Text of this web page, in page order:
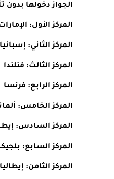
الجواز دخولها
المركز الأول:
المركز الثاني: إسبانيا
المركز الثالث: فنلندا
المركز الرابع: فرنسا
المركز الخامس:
المركز السادس:
المركز السابع:
المركز الثامن: إيطاليا